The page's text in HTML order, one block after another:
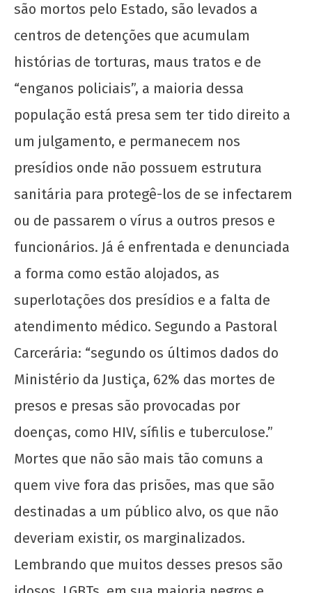
são mortos pelo Estado, são levados a
centros de detenções que acumulam
histórias de torturas, maus tratos e de
“enganos policiais”, a maioria dessa
população está presa sem ter tido direito a
um julgamento, e permanecem nos
presídios onde não possuem estrutura
sanitária para protegê-los de se infectarem
ou de passarem o vírus a outros presos e
funcionários. Já é enfrentada e denunciada
a forma como estão alojados, as
superlotações dos presídios e a falta de
atendimento médico. Segundo a Pastoral
Carcerária: “segundo os últimos dados do
Ministério da Justiça, 62% das mortes de
presos e presas são provocadas por
doenças, como HIV, sífilis e tuberculose.”
Mortes que não são mais tão comuns a
quem vive fora das prisões, mas que são
destinadas a um público alvo, os que não
deveriam existir, os marginalizados.
Lembrando que muitos desses presos são